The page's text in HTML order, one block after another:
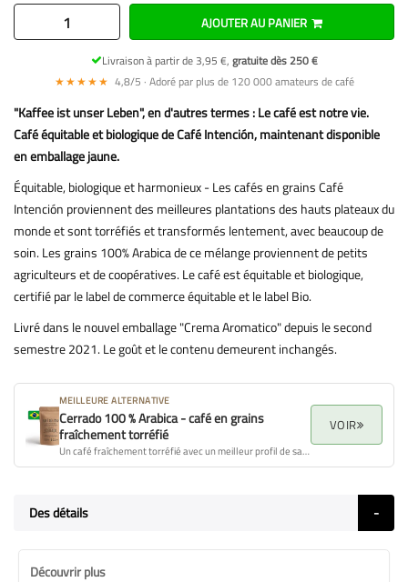
AJOUTER AU PANIER
Livraison à partir de 3,95 €, gratuite dès 250 €
★★★★★ 4,8/5 · Adoré par plus de 120 000 amateurs de café
"Kaffee ist unser Leben", en d'autres termes : Le café est notre vie.
Café équitable et biologique de Café Intención, maintenant disponible
en emballage jaune.
Équitable, biologique et harmonieux - Les cafés en grains Café
Intención proviennent des meilleures plantations des hauts plateaux du
monde et sont torréfiés et transformés lentement, avec beaucoup de
soin. Les grains 100% Arabica de ce mélange proviennent de petits
agriculteurs et de coopératives. Le café est équitable et biologique,
certifié par le label de commerce équitable et le label Bio.
Livré dans le nouvel emballage "Crema Aromatico" depuis le second
semestre 2021. Le goût et le contenu demeurent inchangés.
MEILLEURE ALTERNATIVE
Cerrado 100 % Arabica - café en grains
fraîchement torréfié
Un café fraîchement torréfié avec un meilleur profil de saveur, arôme et qualité globale.
VOIR
Des détails
Découvrir plus